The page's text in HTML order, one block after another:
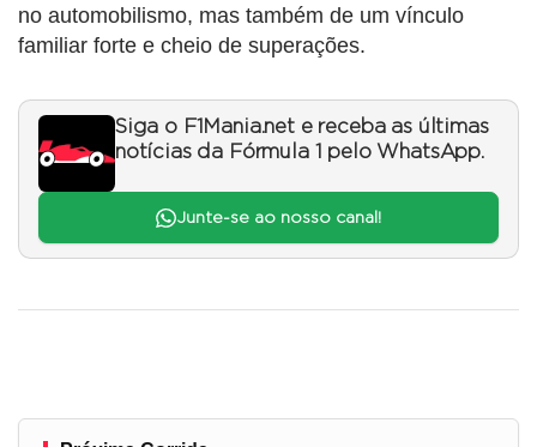
no automobilismo, mas também de um vínculo
familiar forte e cheio de superações.
Siga o F1Mania.net e receba as últimas
notícias da Fórmula 1 pelo WhatsApp.
Junte-se ao nosso canal!